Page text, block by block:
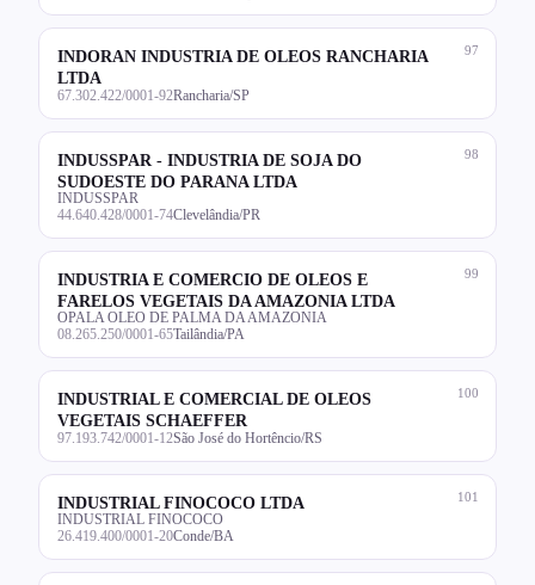
97
INDORAN INDUSTRIA DE OLEOS RANCHARIA
LTDA
67.302.422/0001-92Rancharia/SP
98
INDUSSPAR - INDUSTRIA DE SOJA DO
SUDOESTE DO PARANA LTDA
INDUSSPAR
44.640.428/0001-74Clevelândia/PR
99
INDUSTRIA E COMERCIO DE OLEOS E
FARELOS VEGETAIS DA AMAZONIA LTDA
OPALA OLEO DE PALMA DA AMAZONIA
08.265.250/0001-65Tailândia/PA
100
INDUSTRIAL E COMERCIAL DE OLEOS
VEGETAIS SCHAEFFER
97.193.742/0001-12São José do Hortêncio/RS
101
INDUSTRIAL FINOCOCO LTDA
INDUSTRIAL FINOCOCO
26.419.400/0001-20Conde/BA